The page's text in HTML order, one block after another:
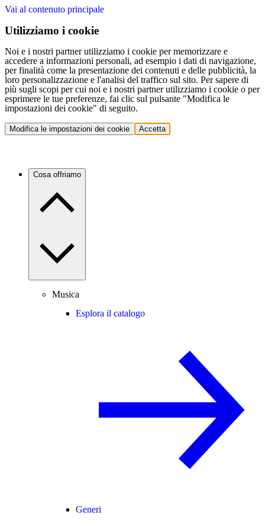
Vai al contenuto principale
Utilizziamo i cookie
Noi e i nostri partner utilizziamo i cookie per memorizzare e
accedere a informazioni personali, ad esempio i dati di navigazione,
per finalità come la presentazione dei contenuti e delle pubblicità, la
loro personalizzazione e l'analisi del traffico sul sito. Per sapere di
più sugli scopi per cui noi e i nostri partner utilizziamo i cookie o per
esprimere le tue preferenze, fai clic sul pulsante "Modifica le
impostazioni dei cookie" di seguito.
Modifica le impostazioni dei cookie Accetta
Cosa offriamo
Musica
Esplora il catalogo
Generi